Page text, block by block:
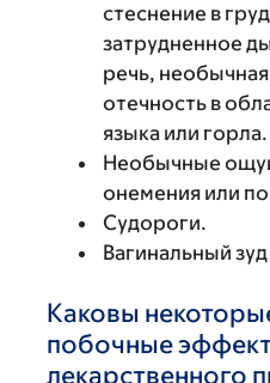
стеснение в
затрудненное
речь,
отечность в
языка или горла.
Необычные
онемения или
Судороги.
Вагинальный
Каковы
побочные
лекарственного